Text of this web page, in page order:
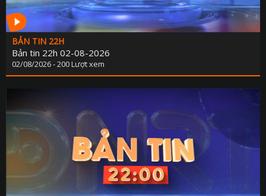
THÔNG TIN BÁO
BẢN TIN 22H
Bản tin 22h 02-08-2026
02/08/2026 - 200 Lượt xem